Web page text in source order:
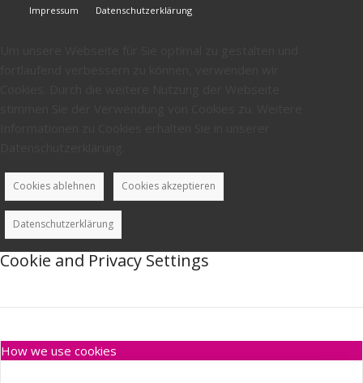
Impressum Datenschutzerklärung
Cookies ablehnen Cookies akzeptieren
Datenschutzerklärung
Cookie and Privacy Settings
How we use cookies